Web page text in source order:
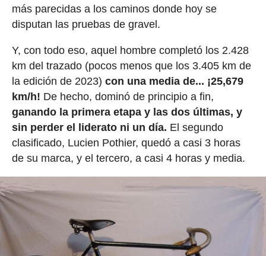
más parecidas a los caminos donde hoy se
disputan las pruebas de gravel.
Y, con todo eso, aquel hombre completó los 2.428
km del trazado (pocos menos que los 3.405 km de
la edición de 2023) con una media de... ¡25,679
km/h! De hecho, dominó de principio a fin,
ganando la primera etapa y las dos últimas, y
sin perder el liderato ni un día. El segundo
clasificado, Lucien Pothier, quedó a casi 3 horas
de su marca, y el tercero, a casi 4 horas y media.